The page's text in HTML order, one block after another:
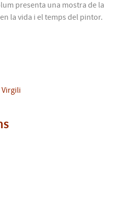
presenta una mostra de la
la vida i el temps del pintor.
Virgili